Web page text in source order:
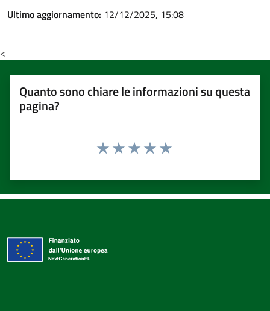
Ultimo aggiornamento: 12/12/2025, 15:08
<
Quanto sono chiare le informazioni su questa
pagina?